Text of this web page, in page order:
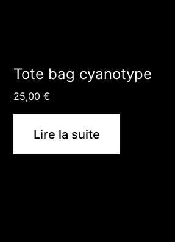
Tote bag cyanotype
25,00€
Lire la suite